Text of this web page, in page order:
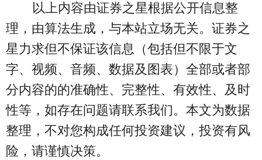
以上内容由证券之星根据公开信息整
理，由算法生成，与本站立场无关。证券之
星力求但不保证该信息（包括但不限于文
字、视频、音频、数据及图表）全部或者部
分内容的的准确性、完整性、有效性、及时
性等，如存在问题请联系我们。本文为数据
整理，不对您构成任何投资建议，投资有风
险，请谨慎决策。